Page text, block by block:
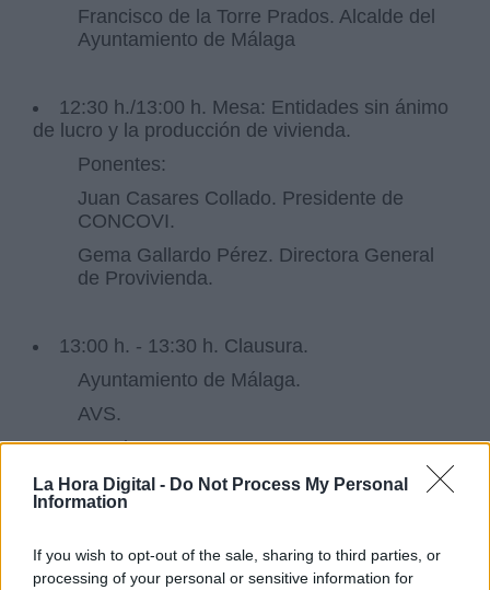
La Hora Digital - Do Not Process My Personal
Information
If you wish to opt-out of the sale, sharing to third parties, or
processing of your personal or sensitive information for
Francisco de la Torre Prados. Alcalde del
Ayuntamiento de Málaga
12:30 h./13:00 h. Mesa: Entidades sin ánimo
de lucro y la producción de vivienda.
Ponentes:
Juan Casares Collado. Presidente de
CONCOVI.
Gema Gallardo Pérez. Directora General
de Provivienda.
13:00 h. - 13:30 h. Clausura.
Ayuntamiento de Málaga.
AVS.
Housing Europe.